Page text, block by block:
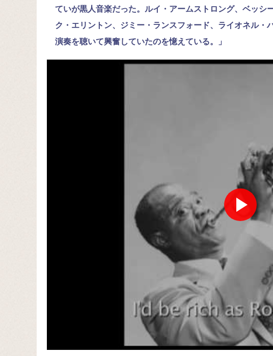
ていが黒人音楽だった。ルイ・アームストロング、ベッシ
ク・エリントン、ジミー・ランスフォード、ライオネル・
演奏を聴いて興奮していたのを憶えている。」